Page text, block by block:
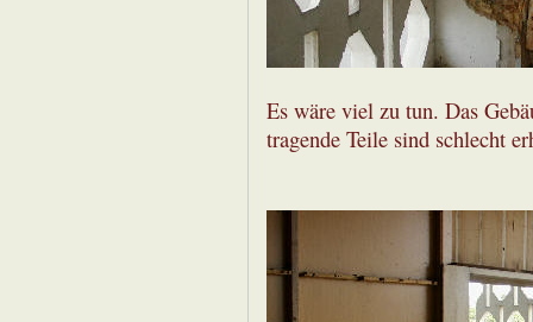
Es wäre viel zu tun. Das
tragende Teile sind schlecht